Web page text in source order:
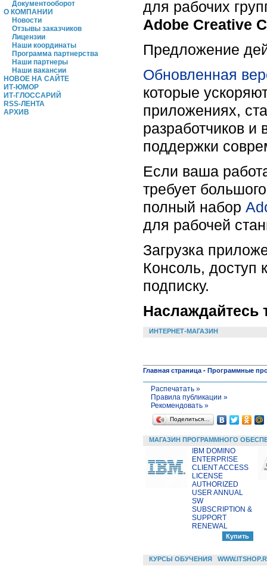
Документооборот
О КОМПАНИИ
Новости
Отзывы заказчиков
Лицензии
Наши координаты
Программа партнерства
Наши партнеры
Наши вакансии
НОВОЕ НА САЙТЕ
ИТ-ЮМОР
ИТ-ГЛОССАРИЙ
RSS-ЛЕНТА
АРХИВ
для рабочих
Adobe Creative
Предложение
Обновленная
которые
приложениях,
разработчиков
поддержки
Если ваша
требует
полный набор
для рабочей
Загрузка
Консоль, доступ
подписку.
Наслаждайтесь
ИНТЕРНЕТ-МАГАЗИН
Главная страница - Программные
Распечатать »
Правила публикации »
Рекомендовать »
Поделиться…
МАГАЗИН ПРОГРАММНОГО
IBM DOMINO
ENTERPRISE
CLIENT ACCESS
LICENSE
AUTHORIZED
USER ANNUAL
SW
SUBSCRIPTION &
SUPPORT
RENEWAL
КУРСЫ ОБУЧЕНИЯ